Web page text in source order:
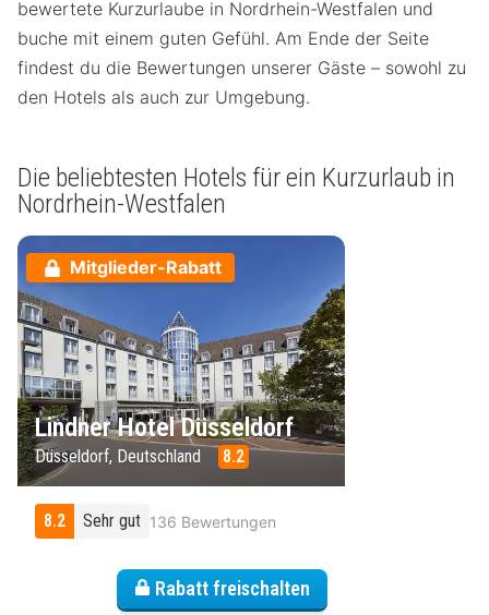
bewertete Kurzurlaube in Nordrhein-Westfalen und
buche mit einem guten Gefühl. Am Ende der Seite
findest du die Bewertungen unserer Gäste – sowohl zu
den Hotels als auch zur Umgebung.
Die beliebtesten Hotels für ein Kurzurlaub in
Nordrhein-Westfalen
Mitglieder-Rabatt
Lindner Hotel Düsseldorf
Düsseldorf, Deutschland 8.2
8.2 Sehr gut 136 Bewertungen
Rabatt freischalten